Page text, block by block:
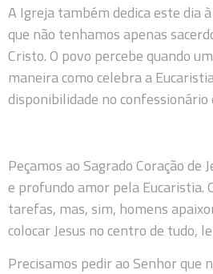
A Igreja também dedica este dia
que não tenhamos apenas
Cristo. O povo percebe quando
maneira como celebra a
disponibilidade no
Peçamos ao Sagrado Coração
e profundo amor pela Eucaristia.
tarefas, mas, sim, homens
colocar Jesus no centro de tudo,
Precisamos pedir ao Senhor que